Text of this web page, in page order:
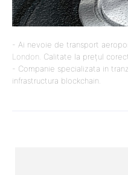
- Ai nevoie de transport
London . Calitate la prețul corect.
- Companie specializata in
infrastructura blockchain.